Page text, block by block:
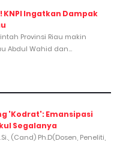
Ingatkan Dampak
Provinsi Riau makin
Abdul Wahid dan...
'Kodrat': Emansipasi
Segalanya
(Cand) Ph.D(Dosen, Peneliti,